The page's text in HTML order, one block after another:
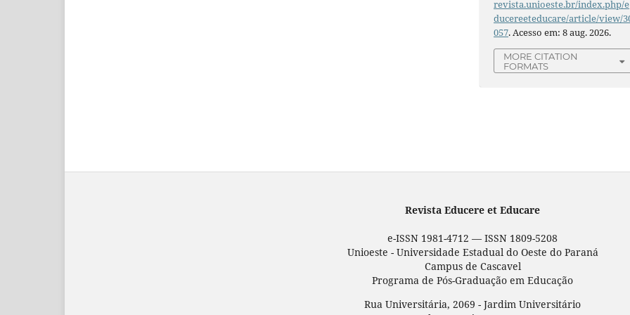
revista.unioeste.br/index.php/e
ducereeteducare/article/view/
057. Acesso em: 8 aug. 2026.
MORE CITATION
FORMATS
Revista Educere et Educare
e-ISSN 1981-4712 — ISSN 1809-5208
Unioeste - Universidade Estadual do Oeste do Paraná
Campus de Cascavel
Programa de Pós-Graduação em Educação
Rua Universitária, 2069 - Jardim Universitário